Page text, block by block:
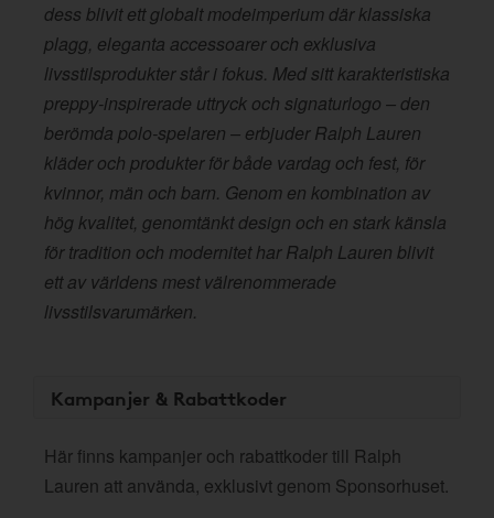
dess blivit ett globalt modeimperium där klassiska
plagg, eleganta accessoarer och exklusiva
livsstilsprodukter står i fokus. Med sitt karakteristiska
preppy-inspirerade uttryck och signaturlogo – den
berömda polo-spelaren – erbjuder Ralph Lauren
kläder och produkter för både vardag och fest, för
kvinnor, män och barn. Genom en kombination av
hög kvalitet, genomtänkt design och en stark känsla
för tradition och modernitet har Ralph Lauren blivit
ett av världens mest välrenommerade
livsstilsvarumärken.
Kampanjer & Rabattkoder
Här finns kampanjer och rabattkoder till Ralph
Lauren att använda, exklusivt genom Sponsorhuset.